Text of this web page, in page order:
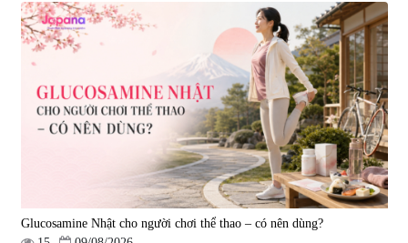
Tẩy tế bào chết Nichiei Bussan
Nano NMN+ Peeling Gel
1.490.000 đ
Viên uống hỗ trợ bền thành
mạch, ngừa tai biến Elastin Plus
& Nattokinase Hokoen 80 viên
|0
980.000 đ
Glucosamine Nhật cho người chơi thể thao – có nên dùng?